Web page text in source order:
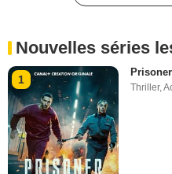
Nouvelles séries
1
Prisoner
Thriller,